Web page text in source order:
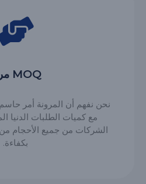
MOQ مرنة
نحن نفهم أن المرونة أمر
مع كميات الطلبات الدنيا
الشركات من جميع الأحجام من
بكفاءة.